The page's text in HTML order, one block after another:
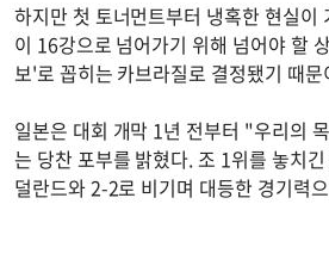
하지만 첫 토너먼트부터 냉혹한 현실이
이 16강으로 넘어가기 위해 넘어야 할
보'로 꼽히는 카브라질로 결정됐기 때문
일본은 대회 개막 1년 전부터 "우리의
는 당찬 포부를 밝혔다. 조 1위를 놓치
덜란드와 2-2로 비기며 대등한 경기력